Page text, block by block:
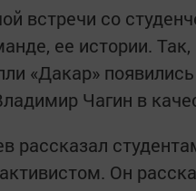
встречи со
ее истории.
«Дакар»
Чагин в
рассказал
Он